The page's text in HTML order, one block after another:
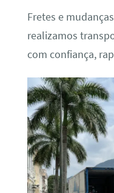
Fretes e
realizamos
com confiança,